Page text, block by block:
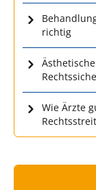
richtig
Wie Ärzte